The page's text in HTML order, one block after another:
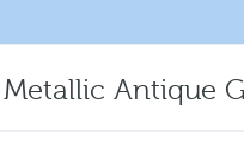
Antique